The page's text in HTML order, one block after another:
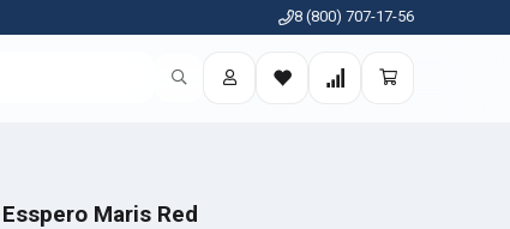
8 (800) 707-17-56
Maris Red